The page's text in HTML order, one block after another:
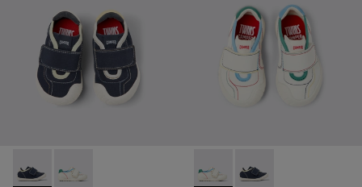
Twins - K800682-004 - Sabatilles esportives multicolor de
Twins - K800682-002 - Sabatilles esportives
Twins - K800682-002 -
Twins - K800682-